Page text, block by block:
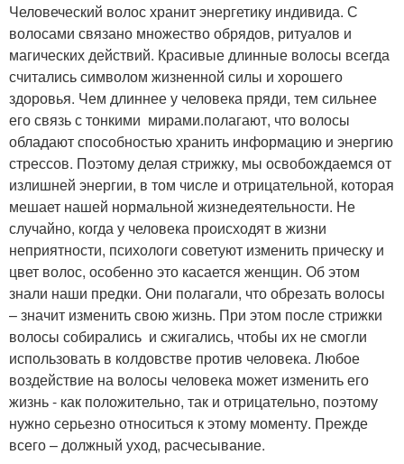
Человеческий волос хранит энергетику индивида. С
волосами связано множество обрядов, ритуалов и
магических действий. Красивые длинные волосы всегда
считались символом жизненной силы и хорошего
здоровья. Чем длиннее у человека пряди, тем сильнее
его связь с тонкими мирами.полагают, что волосы
обладают способностью хранить информацию и энергию
стрессов. Поэтому делая стрижку, мы освобождаемся от
излишней энергии, в том числе и отрицательной, которая
мешает нашей нормальной жизнедеятельности. Не
случайно, когда у человека происходят в жизни
неприятности, психологи советуют изменить прическу и
цвет волос, особенно это касается женщин. Об этом
знали наши предки. Они полагали, что обрезать волосы
– значит изменить свою жизнь. При этом после стрижки
волосы собирались и сжигались, чтобы их не смогли
использовать в колдовстве против человека. Любое
воздействие на волосы человека может изменить его
жизнь - как положительно, так и отрицательно, поэтому
нужно серьезно относиться к этому моменту. Прежде
всего – должный уход, расчесывание.